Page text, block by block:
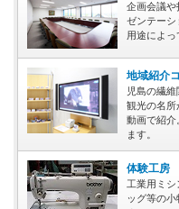
企画会議や
ゼンテーシ
用途によっ
地域紹介
児島の繊維
観光の名所
動画で紹介
ます。
体験工房
工業用ミ
ッグ等の